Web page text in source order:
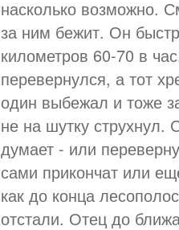
насколько возможно.
за ним бежит. Он
километров 60-70 в
перевернулся, а тот
один выбежал и тоже
не на шутку струхнул.
думает - или
сами прикончат или
как до конца
отстали. Отец до